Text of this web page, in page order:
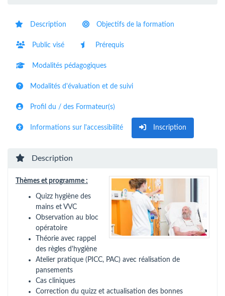
Description Objectifs de la formation
Public visé Prérequis
Modalités pédagogiques
Modalités d'évaluation et de suivi
Profil du / des Formateur(s)
Informations sur l'accessibilité Inscription
Description
Thèmes et programme :
Quizz hygiène des
mains et VVC
Observation au bloc
opératoire
Théorie avec rappel
des règles d'hygiène
Atelier pratique (PICC, PAC) avec réalisation de
pansements
Cas cliniques
Correction du quizz et actualisation des bonnes